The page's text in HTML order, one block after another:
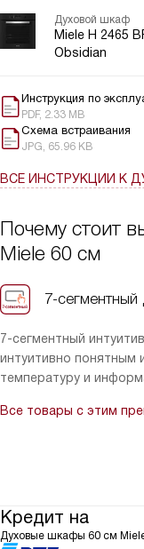
Духовой шкаф
Miele H 2465
Obsidian
Инструкция по
PDF, 2.33 MB
Схема встраивания
JPG, 65.96 KB
ВСЕ ИНСТРУКЦИИ К
Почему стоит
Miele 60 см
7-сегментный
7-сегментный
интуитивно понятным
температуру и
Все товары с этим
Кредит на
Духовые шкафы 60 см